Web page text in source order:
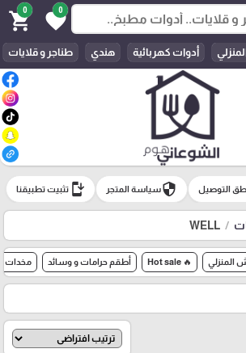
0
favorite
0
shopping_cart
أدوات كهربائية هندي طناجر و قلايات
التوصيل securityسياسة المتجر install_mobile تثبيت تطبيقنا
WELL
المنزلي 🔥 Hot sale أطقم حرامات و وسائد مخدات